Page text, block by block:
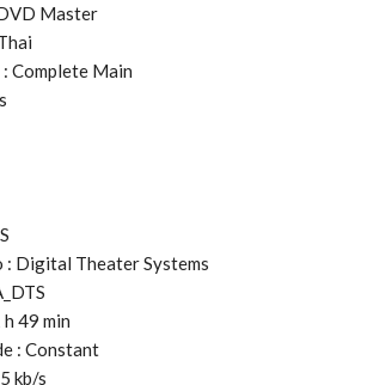
Master
Complete Main
Digital Theater Systems
49 min
: Constant
kb/s